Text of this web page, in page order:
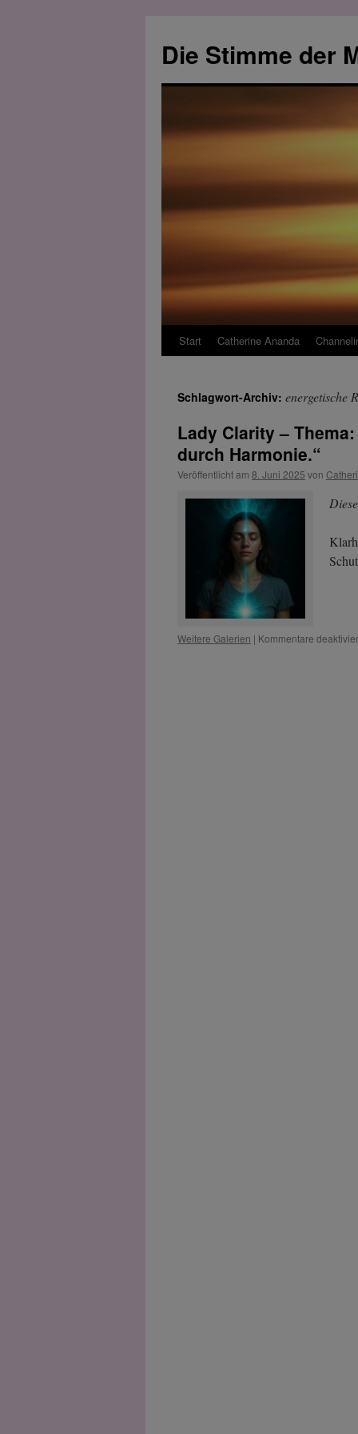
springen
Die Stimme der
Start Catherine Ananda
Schlagwort-Archiv: energetische
Lady Clarity –
durch Harmonie.“
Veröffentlicht am 8. Juni 2025 von
Weitere Galerien | Kommentare